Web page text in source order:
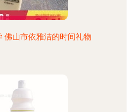
佛山市依雅洁的时间礼物